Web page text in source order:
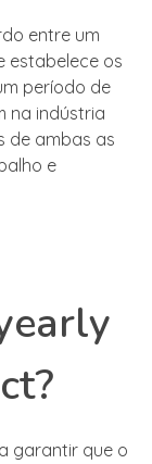
entre um
estabelece os
período de
na indústria
de ambas as
e
garantir que o